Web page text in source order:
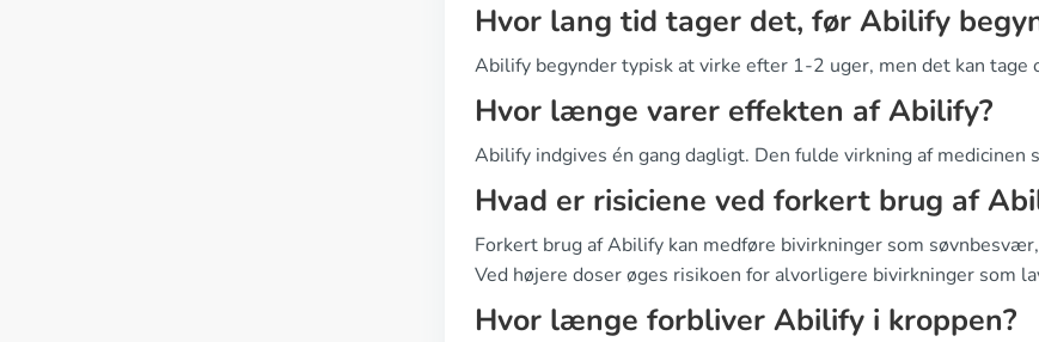
Hvor lang tid tager det, før Abilify
Abilify begynder typisk at virke efter 1-2 uger, men det kan
Hvor længe varer effekten af Abilify?
Abilify indgives én gang dagligt. Den fulde virkning af
Hvad er risiciene ved forkert brug af
Forkert brug af Abilify kan medføre bivirkninger som
Ved højere doser øges risikoen for alvorligere bivirkninger som
Hvor længe forbliver Abilify i kroppen?